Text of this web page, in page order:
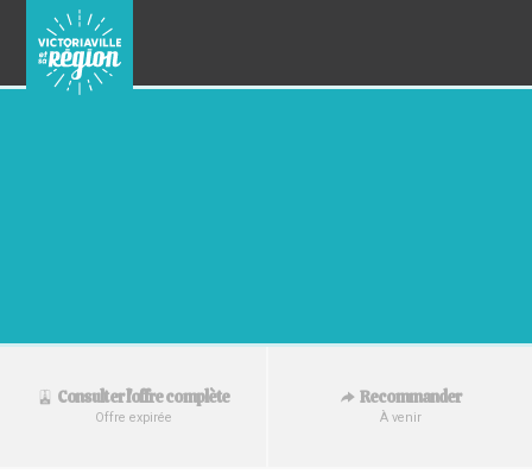
Consulter l'offre complète
Offre expirée
Recommander
À venir